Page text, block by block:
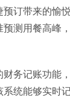
订带来的愉
测用餐高峰
务记账功能
统能够实时